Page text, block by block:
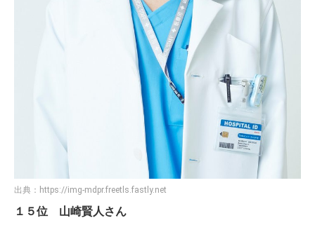
出典： https://img-mdpr.freetls.fastly.net
１５位 山崎賢人さん